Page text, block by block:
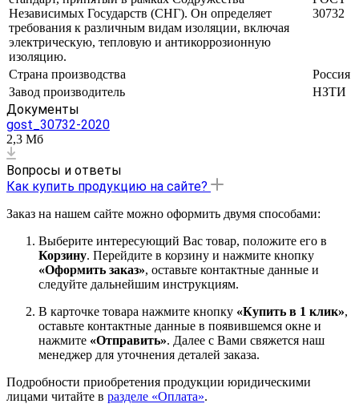
Независимых Государств (СНГ). Он определяет
требования к различным видам изоляции, включая
электрическую, тепловую и антикоррозионную
изоляцию.
30732
Страна производства
Россия
Завод производитель
НЗТИ
Документы
gost_30732-2020
2,3 Мб
Вопросы и ответы
Как купить продукцию на сайте?
Заказ на нашем сайте можно оформить двумя способами:
Выберите интересующий Вас товар, положите его в
Корзину. Перейдите в корзину и нажмите кнопку
«Оформить заказ», оставьте контактные данные и
следуйте дальнейшим инструкциям.
В карточке товара нажмите кнопку «Купить в 1 клик»,
оставьте контактные данные в появившемся окне и
нажмите «Отправить». Далее с Вами свяжется наш
менеджер для уточнения деталей заказа.
Подробности приобретения продукции юридическими
лицами читайте в разделе «Оплата».